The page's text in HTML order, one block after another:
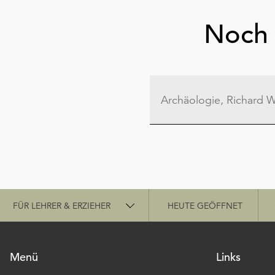
Schnellzugriff
FÜR LEHRER & ERZIEHER HEUTE GEÖFFNET
Menü Links